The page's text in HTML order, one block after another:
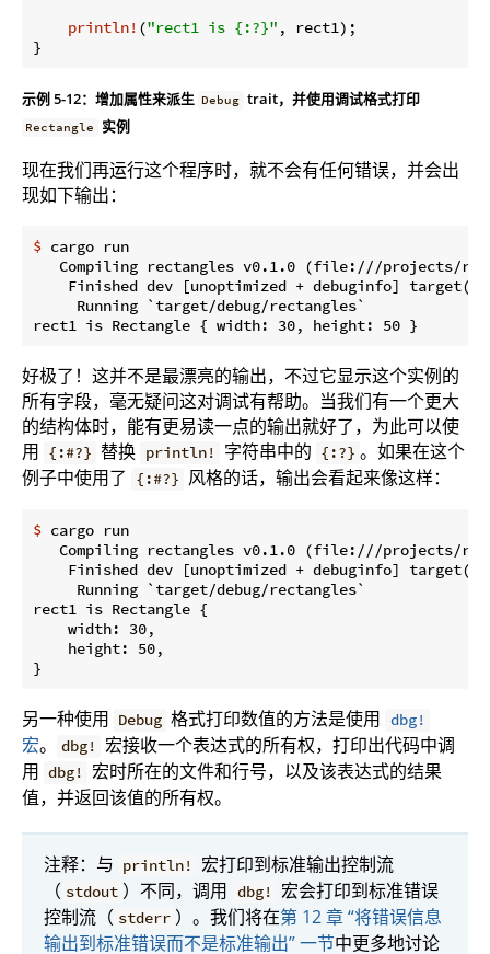
println! ("rect1 is {:?}" , rect1);
}
示例 5-12：增加属性来派生 Debug trait，并使用调试格式打印
Rectangle 实例
现在我们再运行这个程序时，就不会有任何错误，并会出
现如下输出：
$ cargo run
Compiling rectangles v0.1.0 (file:///projects/
Finished dev [unoptimized + debuginfo]
     Running `target/debug/rectangles`
好极了！这并不是最漂亮的输出，不过它显示这个实例的
所有字段，毫无疑问这对调试有帮助。当我们有一个更大
的结构体时，能有更易读一点的输出就好了，为此可以使
用 {:#?} 替换 println! 字符串中的 {:?} 。如果在这个
例子中使用了
{:#?} 风格的话，输出会看起来像这样：
$ cargo run
Compiling rectangles v0.1.0 (file:///projects/
Finished dev [unoptimized + debuginfo]
     Running `target/debug/rectangles`
rect1 is Rectangle {
    width: 30,
    height: 50,
另一种使用 Debug 格式打印数值的方法是使用 dbg!
宏。 dbg! 宏接收一个表达式的所有权，打印出代码中调
用 dbg! 宏时所在的文件和行号，以及该表达式的结果
值，并返回该值的所有权。
注释：与 println! 宏打印到标准输出控制流
（ stdout ）不同，调用 dbg! 宏会打印到标准错误
控制流（ stderr ）。我们将在第 12 章 “将错误信息
输出到标准错误而不是标准输出” 一节中更多地讨论